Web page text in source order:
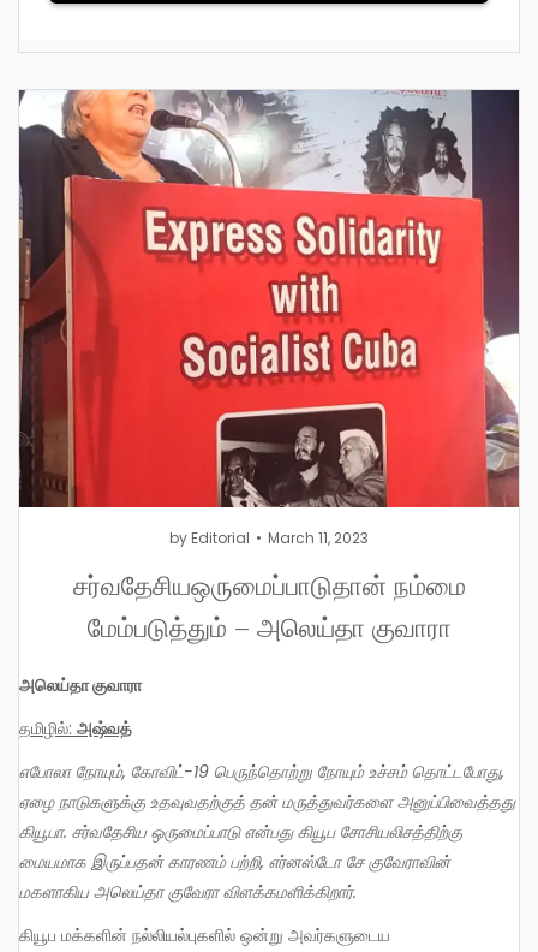
by Editorial March 11, 2023
சர்வதேசியஒருமைப்பாடுதான் நம்மை
மேம்படுத்தும் – அலெய்தா குவாரா
அலெய்தா குவாரா
தமிழில்: அஷ்வத்
எபோலா நோயும், கோவிட்-19 பெருந்தொற்று நோயும் உச்சம் தொட்டபோது,
ஏழை நாடுகளுக்கு உதவுவதற்குத் தன் மருத்துவர்களை அனுப்பிவைத்தது
கியூபா. சர்வதேசிய ஒருமைப்பாடு என்பது கியூப சோசியலிசத்திற்கு
மையமாக இருப்பதன் காரணம் பற்றி, எர்னஸ்டோ சே குவேராவின்
மகளாகிய அலெய்தா குவேரா விளக்கமளிக்கிறார்.
கியூப மக்களின் நல்லியல்புகளில் ஒன்று அவர்களுடைய